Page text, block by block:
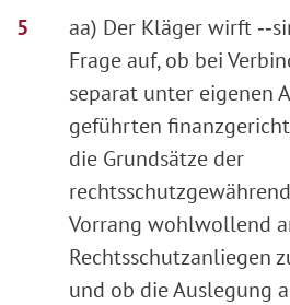
aa) Der Kläger wirft
Frage auf, ob bei
separat unter eigenen
geführten
die Grundsätze der
Vorrang wohlwollend
Rechtsschutzanliegen
und ob die Auslegung